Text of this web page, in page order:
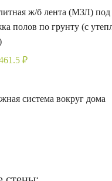
ж/б лента (МЗЛ) под
полов по грунту (с
₽
система вокруг дома